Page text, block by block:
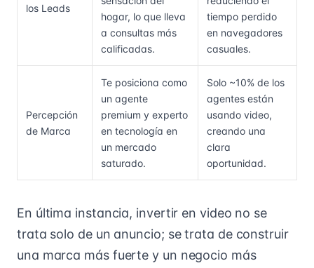
los Leads
hogar, lo que lleva
a consultas más
calificadas.
tiempo perdido
en navegadores
casuales.
Percepción
de Marca
Te posiciona como
un agente
premium y experto
en tecnología en
un mercado
saturado.
Solo ~10% de los
agentes están
usando video,
creando una
clara
oportunidad.
En última instancia, invertir en video no se
trata solo de un anuncio; se trata de construir
una marca más fuerte y un negocio más